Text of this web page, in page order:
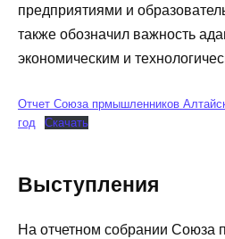
предприятиями и
также обозначил важность
экономическим и
Отчет Союза прмышленников
год
Скачать
Выступления
На отчетном собрании Союза